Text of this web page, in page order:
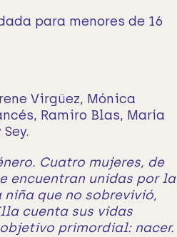
para menores de 16
Virgüez, Mónica
Ramiro Blas, María
Cuatro mujeres, de
encuentran unidas por la
niña que no sobrevivió,
cuenta sus vidas
primordial: nacer.